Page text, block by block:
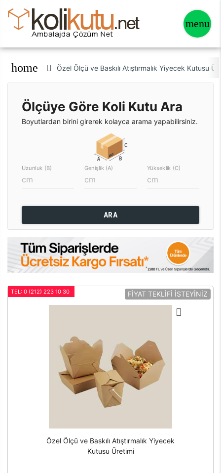
home Özel Ölçü ve Baskılı Atıştırmalık Yiyecek Kutusu
Ölçüye Göre Koli Kutu Ara
Boyutlardan birini girerek kolayca arama yapabilirsiniz.
Uzunluk (B) Genişlik (A) Yükseklik (C)
ARA
TEL: 0 (212) 223 10 30 FİYAT TEKLİFİ İSTEYİNİZ
Özel Ölçü ve Baskılı Atıştırmalık Yiyecek
Kutusu Üretimi